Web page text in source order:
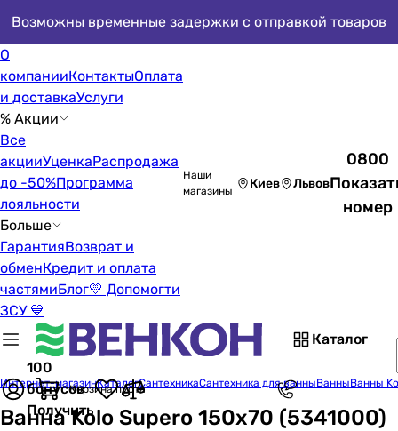
Возможны временные задержки с отправкой товаров
О
компанииКонтактыОплата
и доставкаУслуги
% Акции
Все
акцииУценкаРаспродажа
до -50%Программа
лояльности
Больше
ГарантияВозврат и
обменКредит и оплата
частямиБлог💛 Допомогти
ЗСУ 💙
Наши
магазины
Киев Львов
0800
номер
Каталог
100
бонусов
Получить
Корзина пуста
Интернет-магазинКаталогСантехникаСантехника для ванныВанныВанны
Ванна Kolo Supero 150x70 (5341000)